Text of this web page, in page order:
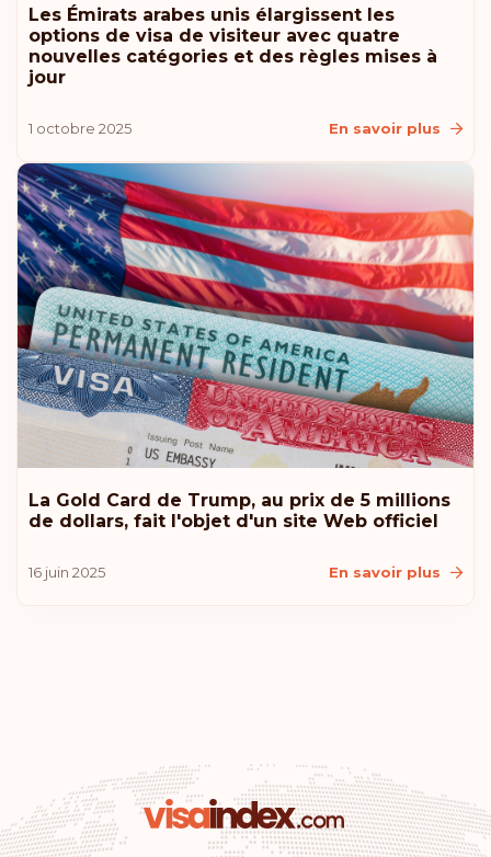
Les Émirats arabes unis élargissent les
options de visa de visiteur avec quatre
nouvelles catégories et des règles mises à
jour
1 octobre 2025 En savoir plus
La Gold Card de Trump, au prix de 5 millions
de dollars, fait l'objet d'un site Web officiel
16 juin 2025 En savoir plus